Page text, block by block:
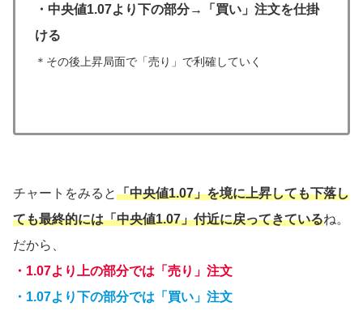
・中央値1.07より下の部分→「買い」注文を仕掛
ける
＊その後上昇局面で「売り」で利確していく
チャートをみると「中央値1.07」を境に上昇しても下落し
ても最終的には「中央値1.07」付近に戻ってきているね。
だから、
・1.07より上の部分では「売り」注文
・1.07より下の部分では「買い」注文